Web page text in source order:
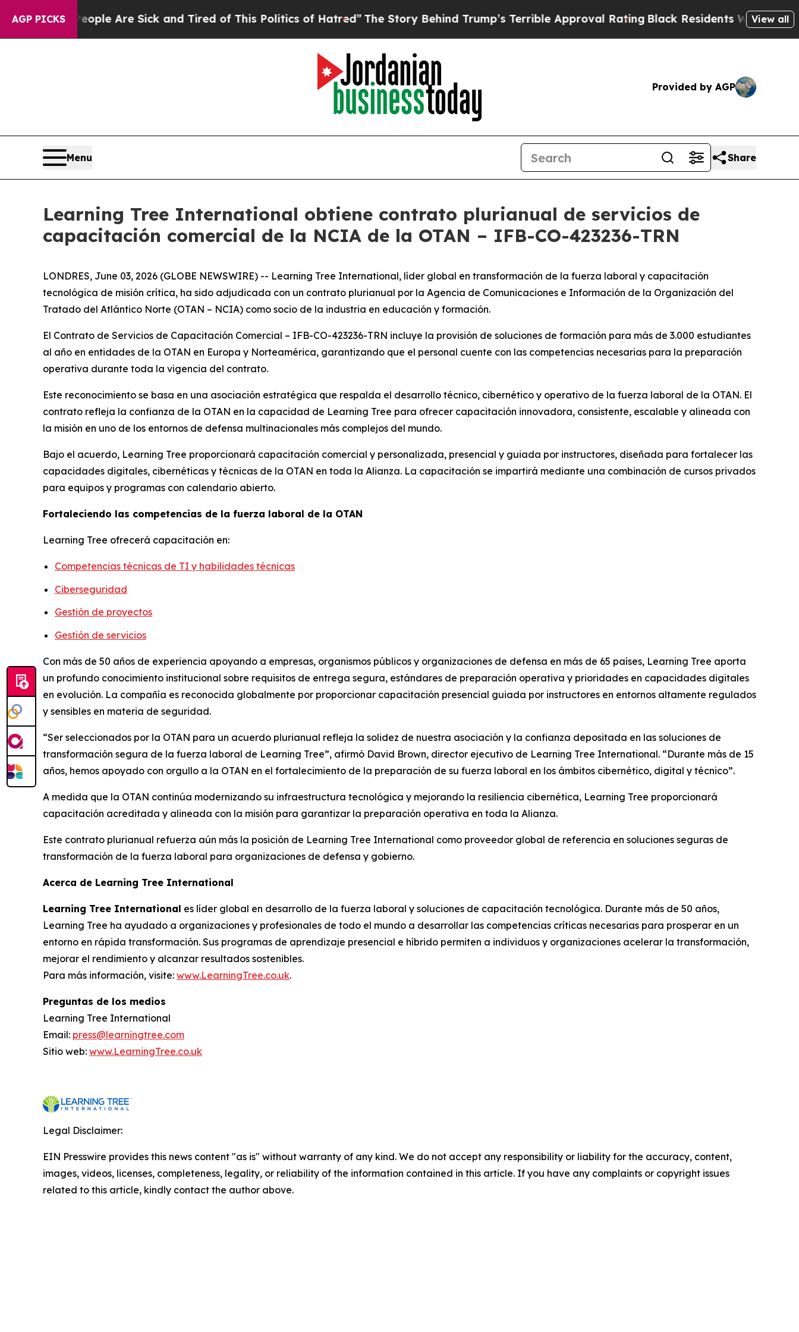
AGP PICKS
“People Are Sick and Tired of This Politics of Hatred”The Story Behind Trump’s Terrible Approval RatingBlack Residents Warned ofView all
Provided by AGP
Menu Share
Learning Tree International obtiene contrato plurianual de servicios de
capacitación comercial de la NCIA de la OTAN – IFB-CO-423236-TRN
LONDRES, June 03, 2026 (GLOBE NEWSWIRE) -- Learning Tree International, líder global en transformación de la fuerza laboral y capacitación
tecnológica de misión crítica, ha sido adjudicada con un contrato plurianual por la Agencia de Comunicaciones e Información de la Organización del
Tratado del Atlántico Norte (OTAN – NCIA) como socio de la industria en educación y formación.
El Contrato de Servicios de Capacitación Comercial – IFB-CO-423236-TRN incluye la provisión de soluciones de formación para más de 3.000 estudiantes
al año en entidades de la OTAN en Europa y Norteamérica, garantizando que el personal cuente con las competencias necesarias para la preparación
operativa durante toda la vigencia del contrato.
Este reconocimiento se basa en una asociación estratégica que respalda el desarrollo técnico, cibernético y operativo de la fuerza laboral de la OTAN. El
contrato refleja la confianza de la OTAN en la capacidad de Learning Tree para ofrecer capacitación innovadora, consistente, escalable y alineada con
la misión en uno de los entornos de defensa multinacionales más complejos del mundo.
Bajo el acuerdo, Learning Tree proporcionará capacitación comercial y personalizada, presencial y guiada por instructores, diseñada para fortalecer las
capacidades digitales, cibernéticas y técnicas de la OTAN en toda la Alianza. La capacitación se impartirá mediante una combinación de cursos privados
para equipos y programas con calendario abierto.
Fortaleciendo las competencias de la fuerza laboral de la OTAN
Learning Tree ofrecerá capacitación en:
Competencias técnicas de TI y habilidades técnicas
Ciberseguridad
Gestión de proyectos
Gestión de servicios
Con más de 50 años de experiencia apoyando a empresas, organismos públicos y organizaciones de defensa en más de 65 países, Learning Tree aporta
un profundo conocimiento institucional sobre requisitos de entrega segura, estándares de preparación operativa y prioridades en capacidades digitales
en evolución. La compañía es reconocida globalmente por proporcionar capacitación presencial guiada por instructores en entornos altamente regulados
y sensibles en materia de seguridad.
“Ser seleccionados por la OTAN para un acuerdo plurianual refleja la solidez de nuestra asociación y la confianza depositada en las soluciones de
transformación segura de la fuerza laboral de Learning Tree”, afirmó David Brown, director ejecutivo de Learning Tree International. “Durante más de 15
años, hemos apoyado con orgullo a la OTAN en el fortalecimiento de la preparación de su fuerza laboral en los ámbitos cibernético, digital y técnico”.
A medida que la OTAN continúa modernizando su infraestructura tecnológica y mejorando la resiliencia cibernética, Learning Tree proporcionará
capacitación acreditada y alineada con la misión para garantizar la preparación operativa en toda la Alianza.
Este contrato plurianual refuerza aún más la posición de Learning Tree International como proveedor global de referencia en soluciones seguras de
transformación de la fuerza laboral para organizaciones de defensa y gobierno.
Acerca de Learning Tree International
Learning Tree International es líder global en desarrollo de la fuerza laboral y soluciones de capacitación tecnológica. Durante más de 50 años,
Learning Tree ha ayudado a organizaciones y profesionales de todo el mundo a desarrollar las competencias críticas necesarias para prosperar en un
entorno en rápida transformación. Sus programas de aprendizaje presencial e híbrido permiten a individuos y organizaciones acelerar la transformación,
mejorar el rendimiento y alcanzar resultados sostenibles.
Para más información, visite: www.LearningTree.co.uk.
Preguntas de los medios
Learning Tree International
Email: press@learningtree.com
Sitio web: www.LearningTree.co.uk
Legal Disclaimer:
EIN Presswire provides this news content "as is" without warranty of any kind. We do not accept any responsibility or liability for the accuracy, content,
images, videos, licenses, completeness, legality, or reliability of the information contained in this article. If you have any complaints or copyright issues
related to this article, kindly contact the author above.